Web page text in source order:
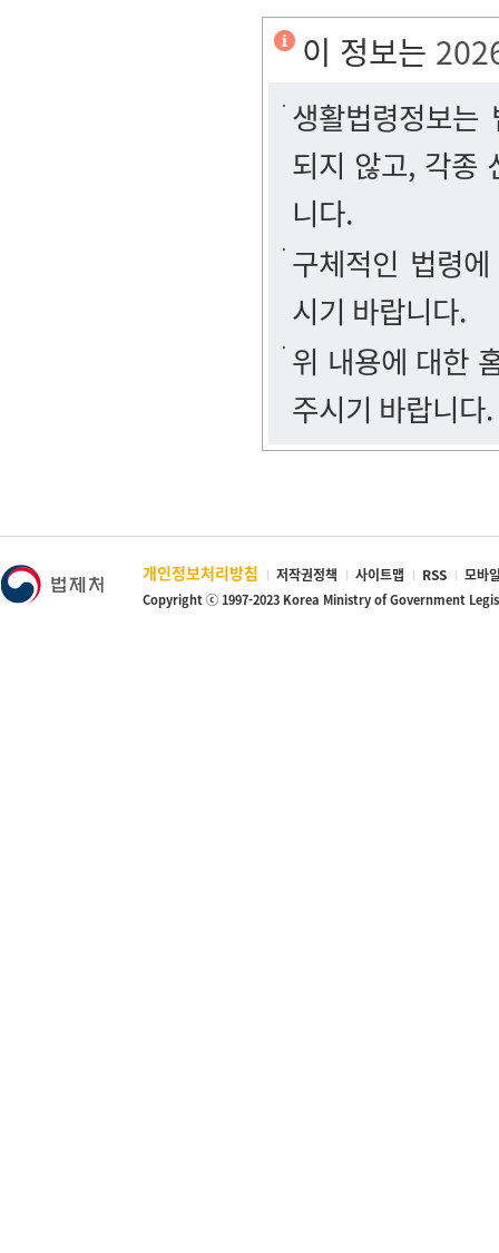
이 정보는
생활법령정보
되지 않고, 각종
니다.
구체적인 법령
시기 바랍니다.
위 내용에 대한
주시기 바랍니다.
개인정보처리방침 저작권정책 사이트맵 RSS 모바
Copyright ⓒ 1997-2023 Korea Ministry of Government